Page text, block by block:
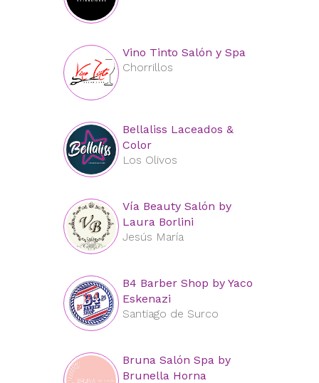
Vino Tinto Salón y Spa
Chorrillos
Bellaliss Laceados &
Color
Los Olivos
Vía Beauty Salón by
Laura Borlini
Jesús María
B4 Barber Shop by Yaco
Eskenazi
Santiago de Surco
Bruna Salón Spa by
Brunella Horna